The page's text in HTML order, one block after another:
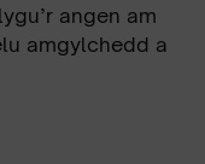
angen am
amgylchedd a